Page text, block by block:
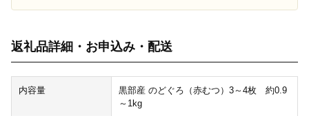
返礼品詳細・お申込み・配送
内容量
黒部産 のどぐろ（赤むつ）3～4枚 約0.9
～1kg